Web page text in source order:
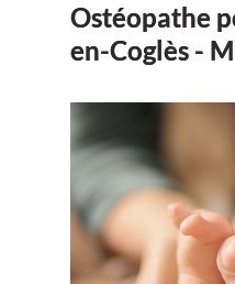
Ostéopathe
en-Coglès -